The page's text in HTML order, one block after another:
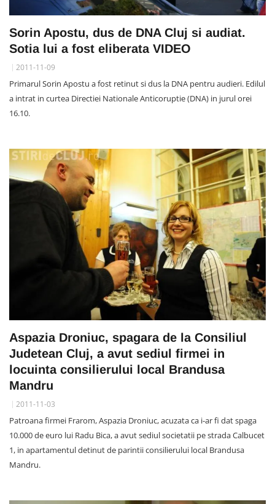
Sorin Apostu, dus de DNA Cluj si audiat.
Sotia lui a fost eliberata VIDEO
2011-11-09
Primarul Sorin Apostu a fost retinut si dus la DNA pentru audieri. Edilul
a intrat in curtea Directiei Nationale Anticoruptie (DNA) in jurul orei
16.10.
Aspazia Droniuc, spagara de la Consiliul
Judetean Cluj, a avut sediul firmei in
locuinta consilierului local Brandusa
Mandru
2011-11-03
Patroana firmei Frarom, Aspazia Droniuc, acuzata ca i-ar fi dat spaga
10.000 de euro lui Radu Bica, a avut sediul societatii pe strada Calbucet
1, in apartamentul detinut de parintii consilierului local Brandusa
Mandru.